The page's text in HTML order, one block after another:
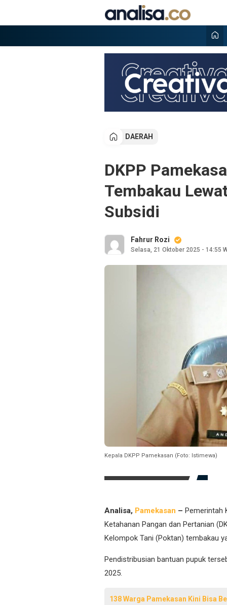
konten
DAERAH
DKPP
Tembakau
Subsidi
Fahrur Rozi
Selasa, 21 Oktober 2025 - 14:55
Kepala DKPP Pamekasan (Foto: Istimewa)
Analisa, Pamekasan – Pemerintah
Ketahanan Pangan dan Pertanian
Kelompok Tani (Poktan) tembakau
Pendistribusian bantuan pupuk
2025.
138 Warga Pamekasan Kini Bisa